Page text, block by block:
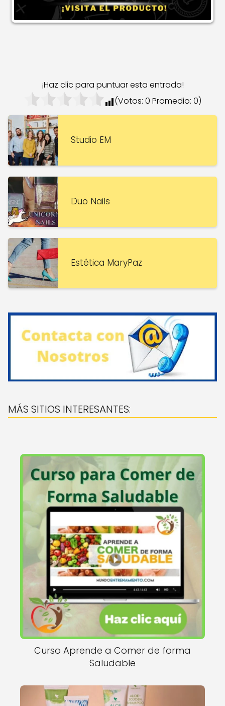
¡Haz clic para puntuar esta entrada!
(Votos: 0 Promedio: 0)
Studio EM
Duo Nails
Estética MaryPaz
MÁS SITIOS INTERESANTES:
Curso Aprende a Comer de forma
Saludable